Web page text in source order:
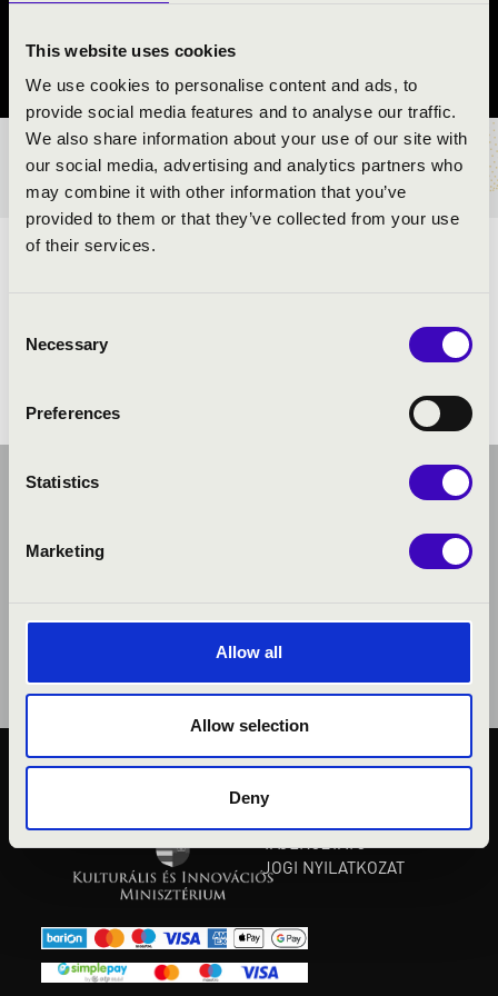
This website uses cookies
We use cookies to personalise content and ads, to
provide social media features and to analyse our traffic.
We also share information about your use of our site with
our social media, advertising and analytics partners who
may combine it with other information that you’ve
provided to them or that they’ve collected from your use
of their services.
Selection
Necessary
Preferences
Statistics
Marketing
Allow all
Allow selection
Deny
BÉRLET- ÉS JEGYÁRAK
KÖZÉRDEKŰ ADATOK
JOGI NYILATKOZAT